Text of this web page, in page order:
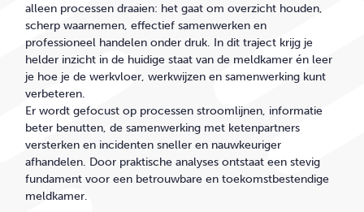
alleen processen draaien: het gaat om overzicht houden,
scherp waarnemen, effectief samenwerken en
professioneel handelen onder druk. In dit traject krijg je
helder inzicht in de huidige staat van de meldkamer én leer
je hoe je de werkvloer, werkwijzen en samenwerking kunt
verbeteren.
Er wordt gefocust op processen stroomlijnen, informatie
beter benutten, de samenwerking met ketenpartners
versterken en incidenten sneller en nauwkeuriger
afhandelen. Door praktische analyses ontstaat een stevig
fundament voor een betrouwbare en toekomstbestendige
meldkamer.